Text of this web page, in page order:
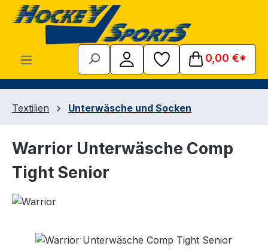
Zum Hauptinhalt springen
0,00 €*
Textilien Unterwäsche und Socken
Warrior Unterwäsche Comp
Tight Senior
Bildergalerie überspringen